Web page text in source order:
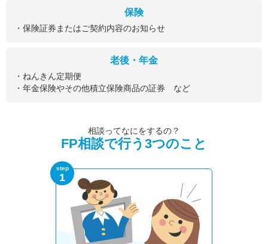
保険
・保険証券またはご契約内容のお知らせ
老後・年金
・ねんきん定期便
・年金保険やその他積立保険商品の証券 など
相談ってなにをするの？
FP相談で行う3つのこと
step
1